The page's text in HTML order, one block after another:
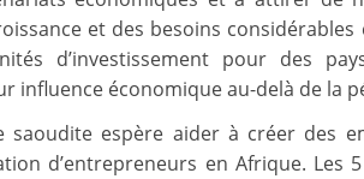
et des besoins
d’investissement pour des
influence économique au-delà de la
saoudite espère aider à créer des
d’entrepreneurs en Afrique.